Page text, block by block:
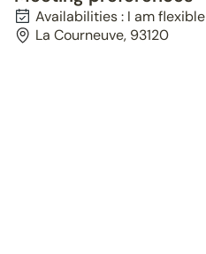
Availabilities : I am flexible
La Courneuve, 93120